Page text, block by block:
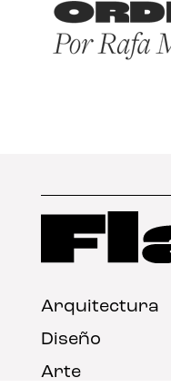
Arquitectura
Diseño
Arte